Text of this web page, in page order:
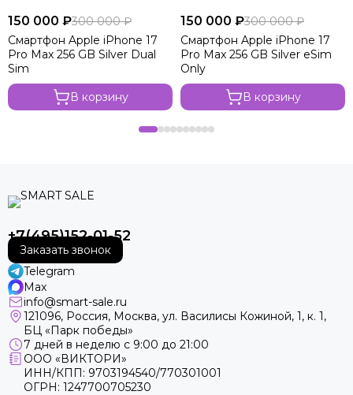
150 000 ₽300 000 ₽
Смартфон Apple iPhone 17
Pro Max 256 GB Silver Dual
Sim
В корзину
150 000 ₽300 000 ₽
Смартфон Apple iPhone 17
Pro Max 256 GB Silver eSim
Only
В корзину
+7(495)152-01-52
Заказать звонок
Telegram
Max
info@smart-sale.ru
121096, Россия, Москва, ул. Василисы Кожиной, 1, к. 1,
БЦ «Парк победы»
7 дней в неделю с 9:00 до 21:00
ООО «ВИКТОРИ»
ИНН/КПП: 9703194540/770301001
ОГРН: 1247700705230